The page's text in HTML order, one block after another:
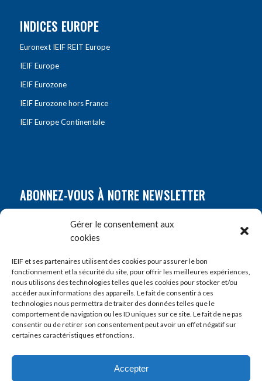
Gérer le consentement aux
cookies
IEIF et ses partenaires utilisent des cookies pour assurer le bon
fonctionnement et la sécurité du site, pour offrir les meilleures expériences,
nous utilisons des technologies telles que les cookies pour stocker et/ou
accéder aux informations des appareils. Le fait de consentir à ces
technologies nous permettra de traiter des données telles que le
comportement de navigation ou les ID uniques sur ce site. Le fait de ne pas
consentir ou de retirer son consentement peut avoir un effet négatif sur
certaines caractéristiques et fonctions.
Accepter
INDICES EUROPE
Euronext IEIF REIT Europe
IEIF Europe
IEIF Eurozone
IEIF Eurozone hors France
IEIF Europe Continentale
ABONNEZ-VOUS À NOTRE NEWSLETTER
Prénom*
E-mail*